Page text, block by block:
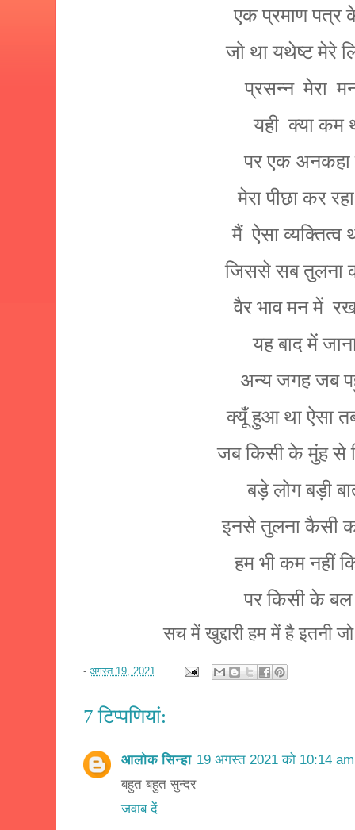
एक प्रमाण पत्र
जो था यथेष्ट
प्रसन्न मेरा
यही क्या कम
पर एक
मेरा पीछा कर
मैं ऐसा व्यक्तित्व
जिससे सब तुलना
वैर भाव मन में
यह बाद में
अन्य जगह जब
क्यूँ हुआ था ऐसा
जब किसी के मुंह से
बड़े लोग बड़ी
इनसे तुलना कैसी
हम भी कम नहीं
पर किसी के बल
सच में खुद्दारी हम में है इतनी
- अगस्त 19, 2021
7 टिप्‍पणियां:
आलोक सिन्हा 19 अगस्त 2021 को 10:14
बहुत बहुत सुन्दर
जवाब दें